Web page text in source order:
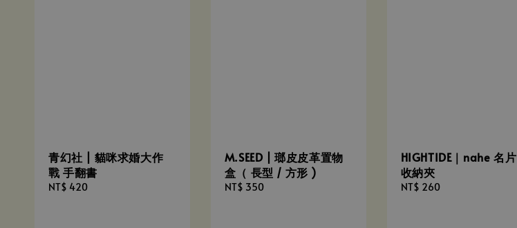
青幻社 | 貓咪求婚大作
戰 手翻書
Regular
NT$ 420
M.SEED | 瑯皮皮革置物
盒（ 長型 / 方形 )
Regular
NT$ 350
HIGHTIDE｜nahe 名片
收納夾
Regular
NT$ 260